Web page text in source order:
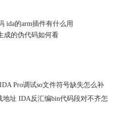
>“Open”来打开SO文
需要选择正确的文件格式
可以使用IDA的各种分析
ida的arm插件有什么用
成的伪代码如何看
Pro调试so文件符号缺失怎么补
址 IDA反汇编bin代码段对不齐怎